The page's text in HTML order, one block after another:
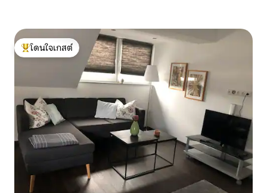
โดนใจเกสต์ที่สุด
โดนใจเกสต์